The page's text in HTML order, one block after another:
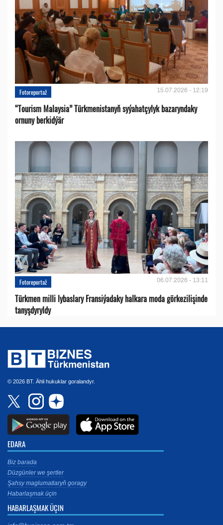
Fotoreportaž 15.07.2026 - 12:19
“Tourism Malaysia” Türkmenistanyň syýahatçylyk bazaryndaky
ornuny berkidýär
Fotoreportaž 06.07.2026 - 13:11
Türkmen milli lybaslary Fransiýadaky halkara moda görkezilişinde
tanyşdyryldy
© 2026 BT. Ähli hukuklar goralandyr.
EDARA
Biz barada
Düzgünler we şertler
Şahsy maglumatlaryň goragy
Habarlaşmak üçin
HABARLAŞMAK ÜÇIN